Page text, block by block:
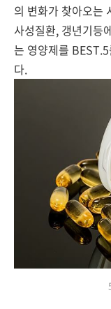
의 변화가 찾아오는
사성질환, 갱년기등
는 영양제를
다.